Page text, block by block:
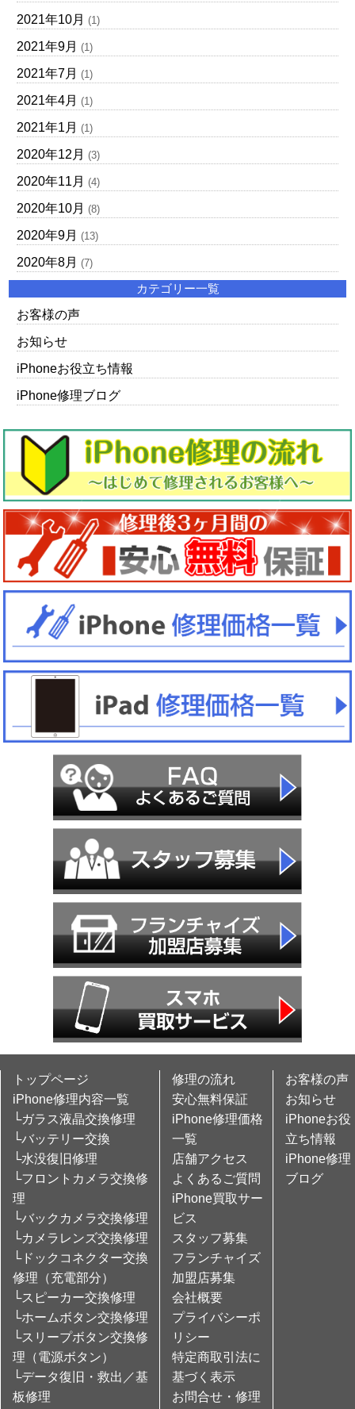
2021年10月 (1)
2021年9月 (1)
2021年7月 (1)
2021年4月 (1)
2021年1月 (1)
2020年12月 (3)
2020年11月 (4)
2020年10月 (8)
2020年9月 (13)
2020年8月 (7)
カテゴリー一覧
お客様の声
お知らせ
iPhoneお役立ち情報
iPhone修理ブログ
トップページ
iPhone修理内容一覧
└ガラス液晶交換修理
└バッテリー交換
└水没復旧修理
└フロントカメラ交換修
理
└バックカメラ交換修理
└カメラレンズ交換修理
└ドックコネクター交換
修理（充電部分）
└スピーカー交換修理
└ホームボタン交換修理
└スリープボタン交換修
理（電源ボタン）
└データ復旧・救出／基
板修理
修理の流れ
安心無料保証
iPhone修理価格
一覧
店舗アクセス
よくあるご質問
iPhone買取サー
ビス
スタッフ募集
フランチャイズ
加盟店募集
会社概要
プライバシーポ
リシー
特定商取引法に
基づく表示
お問合せ・修理
お客様の声
お知らせ
iPhoneお役
立ち情報
iPhone修理
ブログ